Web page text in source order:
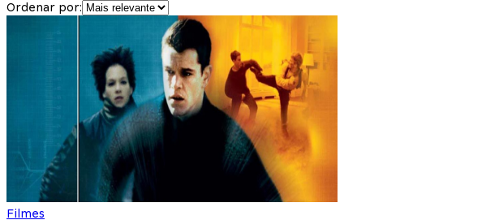
Ordenar por:
Filmes